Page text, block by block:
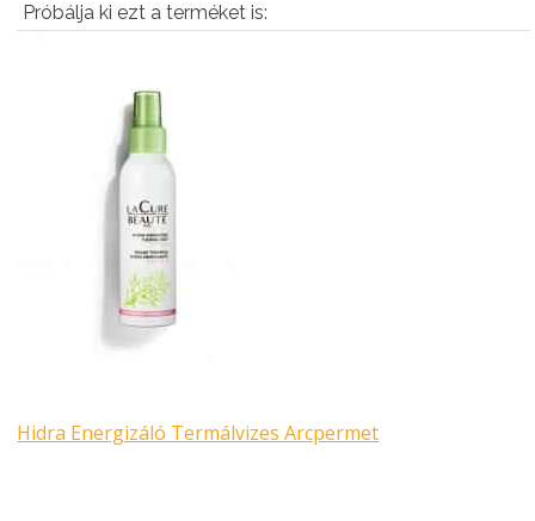
Próbálja ki ezt a terméket is:
Hidra Energizáló Termálvizes Arcpermet